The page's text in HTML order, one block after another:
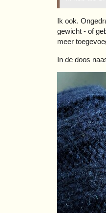
Ik ook.
gewicht - of
meer
In de doos